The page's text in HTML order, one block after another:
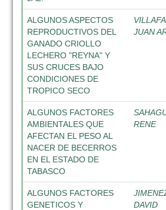
ALGUNOS ASPECTOS
REPRODUCTIVOS DEL
GANADO CRIOLLO
LECHERO "REYNA" Y
SUS CRUCES BAJO
CONDICIONES DE
TROPICO SECO
JUAN
ALGUNOS FACTORES
AMBIENTALES QUE
AFECTAN EL PESO AL
NACER DE BECERROS
EN EL ESTADO DE
TABASCO
RENE
ALGUNOS FACTORES
GENETICOS Y
DAVID